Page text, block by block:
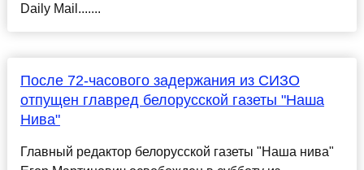
Daily Mail.......
После 72-часового задержания из СИЗО
отпущен главред белорусской газеты "Наша
Нива"
Главный редактор белорусской газеты "Наша нива"